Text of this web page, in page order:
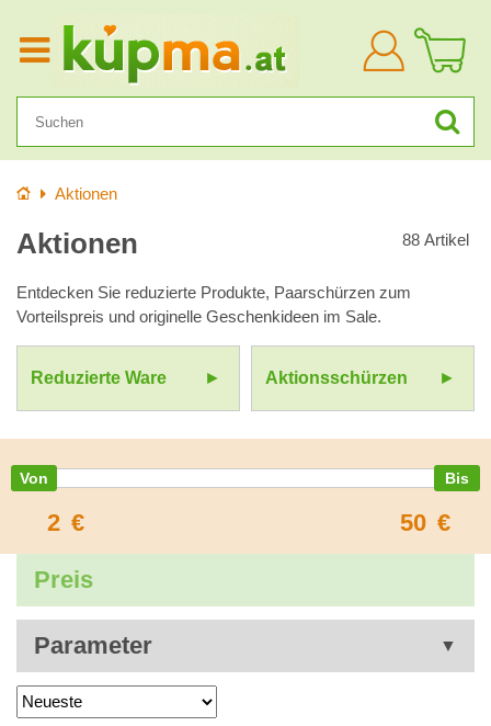
Anmelden
StartseiteAktionen
Aktionen 88 Artikel
Entdecken Sie reduzierte Produkte, Paarschürzen zum
Vorteilspreis und originelle Geschenkideen im Sale.
Reduzierte Ware Aktionsschürzen
2 € 50 €
Preis
Parameter